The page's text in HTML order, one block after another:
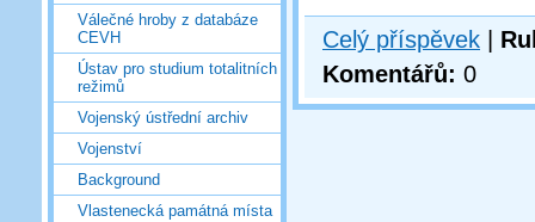
Válečné hroby z databáze
CEVH
Ústav pro studium totalitních
režimů
Vojenský ústřední archiv
Vojenství
Background
Vlastenecká památná místa
Celý příspěvek
Komentářů: 0